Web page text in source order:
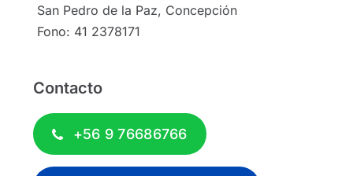
San Pedro de la Paz, Concepción
Fono: 41 2378171
Contacto
+56 9 76686766